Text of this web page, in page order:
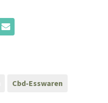
Cbd-Esswaren